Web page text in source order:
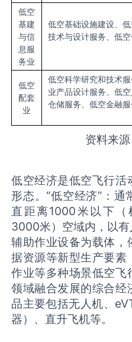
低空
基建
与信
息服
务业
低空基础设施建设、
技术与设计服务、低
低空
配套
业
低空科学研究和技术
业产品设计服务、低
仓储服务、低空金融
资料来
低空经济是低空飞行活
形态。“低空经济”：
直距离1000米以下
3000米）空域内，以
辅助作业设备为载体，
据资源等新型生产要素
作业等多种场景低空飞
领域融合发展的综合经
品主要包括无人机、
器）、直升飞机等。